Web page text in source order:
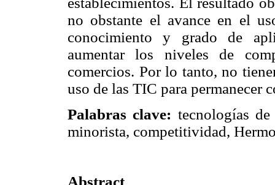
no obstante el avance en el
conocimiento y grado de
aumentar los niveles de
comercios. Por lo tanto, no
uso de las TIC para permanecer
Palabras clave: tecnologías
minorista, competitividad,
Abstract